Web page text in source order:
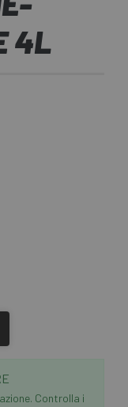
4L
Controlla i